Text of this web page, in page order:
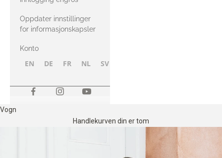
Oppdater innstillinger
for informasjonskapsler
Konto
EN DE FR NL SV
Vogn
Handlekurven din er tom